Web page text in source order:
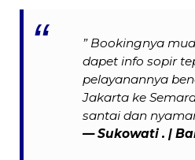
” Bookingnya
dapet info sopir
pelayanannya
Jakarta ke
santai dan
— Sukowati . |